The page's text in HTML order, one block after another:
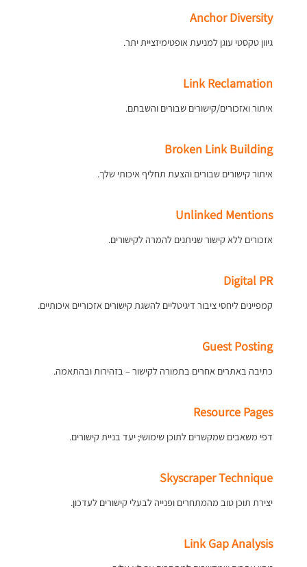
Anchor Diversity
גיוון טקסטי עוגן למניעת אופטימיזציית יתר.
Link Reclamation
איתור ואזכורים/קישורים שבורים והשבתם.
Broken Link Building
איתור קישורים שבורים והצעת תחליף איכותי שלך.
Unlinked Mentions
אזכורים ללא קישור שניתנים להמרה לקישורים.
Digital PR
קמפיינים ליחסי ציבור דיגיטליים להשגת קישורים אזכוריים איכותיים.
Guest Posting
כתיבה באתרים אחרים בתמורה לקישור – בזהירות ובהתאמה.
Resource Pages
דפי משאבים שמקשרים לתוכן שימושי; יעד בניית קישורים.
Skyscraper Technique
יצירת תוכן טוב מהמתחרים ופנייה לבעלי קישורים לעדכון.
Link Gap Analysis